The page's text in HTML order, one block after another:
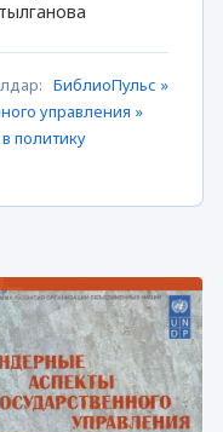
БиблиоПульс »
управления »
политику